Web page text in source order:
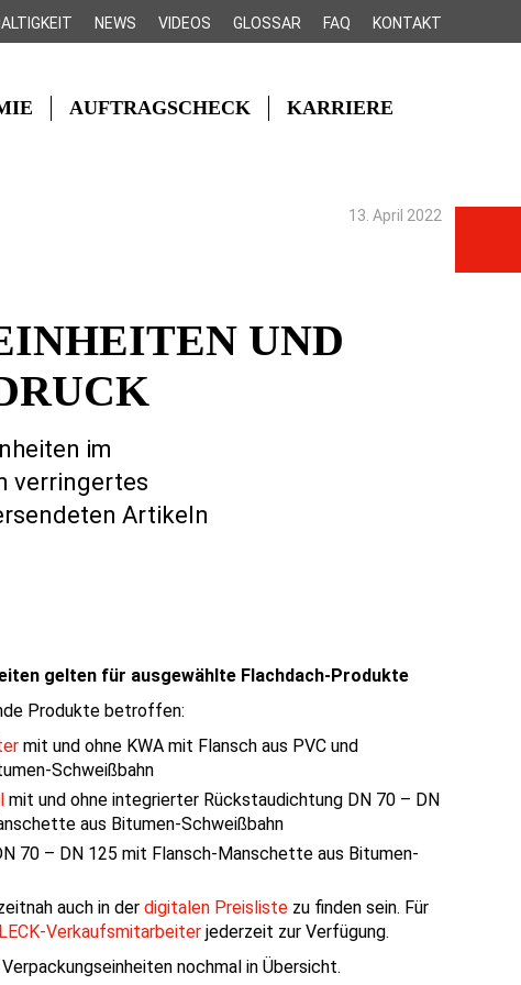
NEWS VIDEOS GLOSSAR FAQ KONTAKT
AUFTRAGSCHECK KARRIERE
13. April 2022
UND
im
verringertes
Artikeln
gelten für ausgewählte Flachdach-Produkte
Produkte betroffen:
mit und ohne KWA mit Flansch aus PVC und
Schweißbahn
mit und ohne integrierter Rückstaudichtung DN 70 – DN
aus Bitumen-Schweißbahn
70 – DN 125 mit Flansch-Manschette aus Bitumen-
auch in der digitalen Preisliste zu finden sein. Für
Verkaufsmitarbeiter jederzeit zur Verfügung.
nochmal in Übersicht.